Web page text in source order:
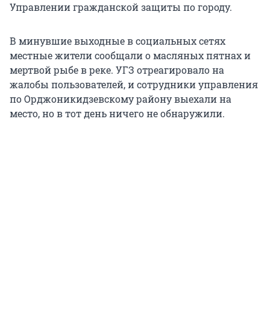
Управлении гражданской защиты по городу.
В минувшие выходные в социальных сетях
местные жители сообщали о масляных пятнах и
мертвой рыбе в реке. УГЗ отреагировало на
жалобы пользователей, и сотрудники управления
по Орджоникидзевскому району выехали на
место, но в тот день ничего не обнаружили.